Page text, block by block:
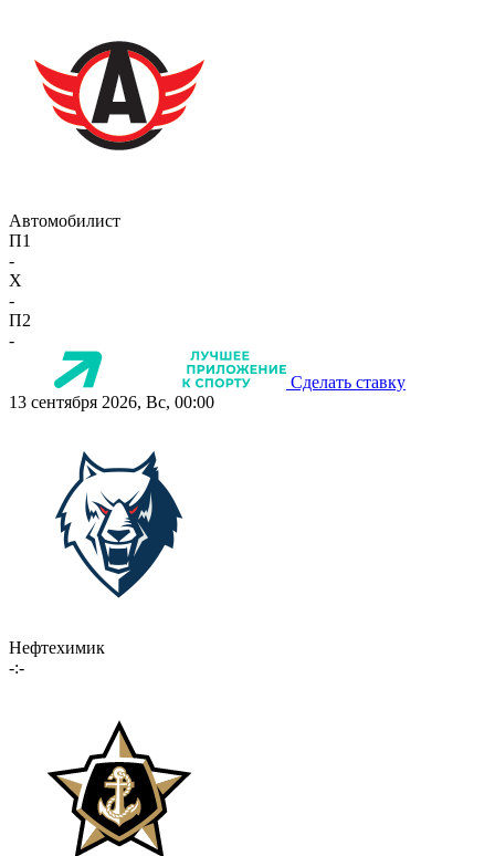
Автомобилист
П1
-
X
-
П2
-
Сделать ставку
13 сентября 2026, Вс, 00:00
Нефтехимик
-:-